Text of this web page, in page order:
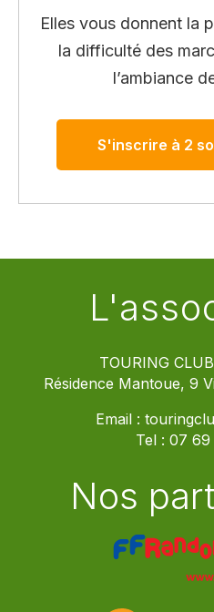
Elles vous donnent la
la difficulté des
l’ambiance
S'inscrire à 2
TOURING
Résidence Mantoue, 9
Email :
Tel : 07 69
Nos